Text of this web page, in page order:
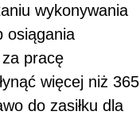
wykonywania
osiągania
pracę
więcej niż 365
do zasiłku dla